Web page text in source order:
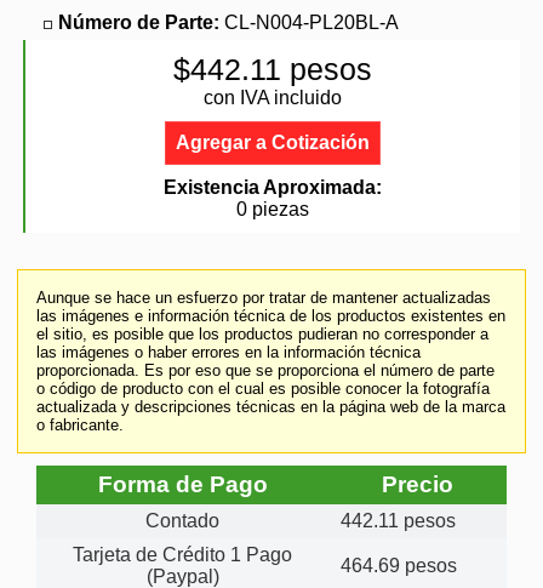
Número de Parte: CL-N004-PL20BL-A
$442.11 pesos
con IVA incluido
Agregar a Cotización
Existencia Aproximada:
0 piezas
Aunque se hace un esfuerzo por tratar de mantener actualizadas
las imágenes e información técnica de los productos existentes en
el sitio, es posible que los productos pudieran no corresponder a
las imágenes o haber errores en la información técnica
proporcionada. Es por eso que se proporciona el número de parte
o código de producto con el cual es posible conocer la fotografía
actualizada y descripciones técnicas en la página web de la marca
o fabricante.
Forma de Pago Precio
Contado
442.11 pesos
Tarjeta de Crédito 1 Pago
(Paypal)
464.69 pesos